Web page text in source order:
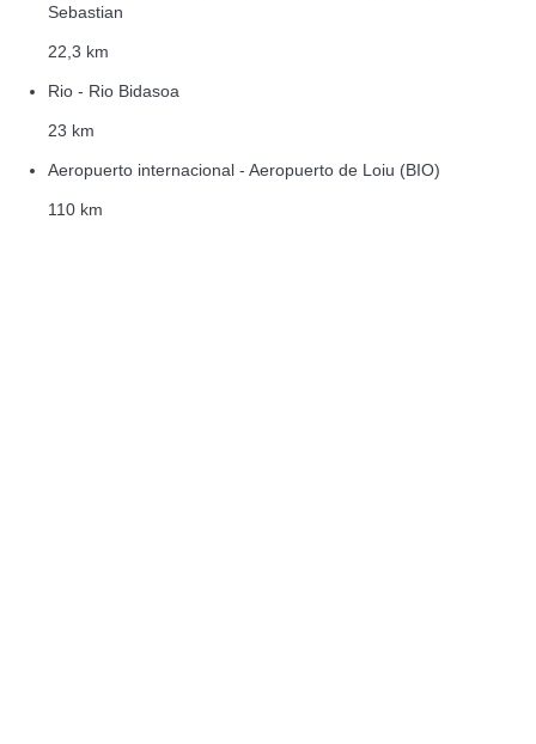
Sebastian
22,3 km
Rio - Rio Bidasoa
23 km
Aeropuerto internacional - Aeropuerto de Loiu (BIO)
110 km